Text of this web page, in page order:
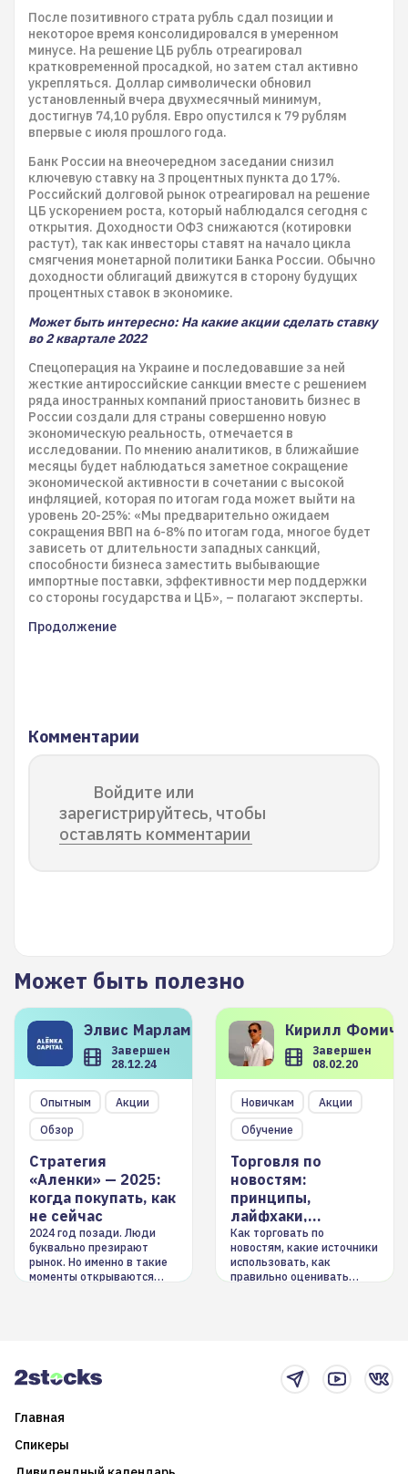
После позитивного страта рубль сдал позиции и
некоторое время консолидировался в умеренном
минусе. На решение ЦБ рубль отреагировал
кратковременной просадкой, но затем стал активно
укрепляться. Доллар символически обновил
установленный вчера двухмесячный минимум,
достигнув 74,10 рубля. Евро опустился к 79 рублям
впервые с июля прошлого года.
Банк России на внеочередном заседании снизил
ключевую ставку на 3 процентных пункта до 17%.
Российский долговой рынок отреагировал на решение
ЦБ ускорением роста, который наблюдался сегодня с
открытия. Доходности ОФЗ снижаются (котировки
растут), так как инвесторы ставят на начало цикла
смягчения монетарной политики Банка России. Обычно
доходности облигаций движутся в сторону будущих
процентных ставок в экономике.
Может быть интересно: На какие акции сделать ставку
во 2 квартале 2022
Спецоперация на Украине и последовавшие за ней
жесткие антироссийские санкции вместе с решением
ряда иностранных компаний приостановить бизнес в
России создали для страны совершенно новую
экономическую реальность, отмечается в
исследовании. По мнению аналитиков, в ближайшие
месяцы будет наблюдаться заметное сокращение
экономической активности в сочетании с высокой
инфляцией, которая по итогам года может выйти на
уровень 20-25%: «Мы предварительно ожидаем
сокращения ВВП на 6-8% по итогам года, многое будет
зависеть от длительности западных санкций,
способности бизнеса заместить выбывающие
импортные поставки, эффективности мер поддержки
со стороны государства и ЦБ», – полагают эксперты.
Продолжение
Комментарии
Войдите или
зарегистрируйтесь, чтобы
оставлять комментарии
Может быть полезно
Элвис Марламов
Завершен
28.12.24
Опытным
Акции
Обзор
Стратегия
«Аленки» — 2025:
когда покупать, как
не сейчас
2024 год позади. Люди
буквально презирают
рынок. Но именно в такие
моменты открываются
Кирилл
Завершен
08.02.20
Новичкам
Акции
Обучение
Торговля по
новостям:
принципы,
лайфхаки,
инструменты
Как торговать по
новостям, какие источники
использовать, как
правильно оценивать
Главная
Спикеры